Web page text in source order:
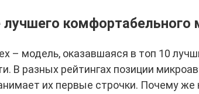
лучшего комфортабельного
– модель, оказавшаяся в топ 10
В разных рейтингах позиции
их первые строчки. Почему